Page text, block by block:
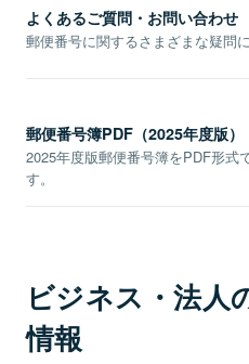
よくあるご質問・お問い合わせ
郵便番号に関するさまざまな疑問
郵便番号簿PDF（2025年度版）
2025年度版郵便番号簿をPDF形式
す。
ビジネス・法人
情報